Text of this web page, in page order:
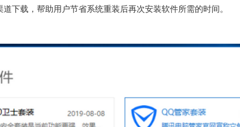
下载，帮助用户节省系统重装后再次安装软件所需的时间。